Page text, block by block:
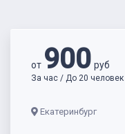
от 900руб
За час / До 20 человек
Екатеринбург